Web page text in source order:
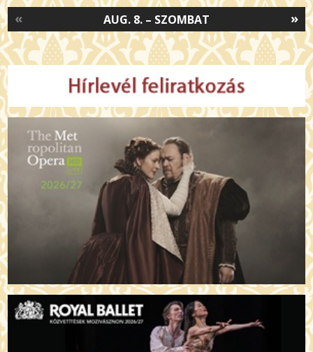
»
AUG. 8. – SZOMBAT
«